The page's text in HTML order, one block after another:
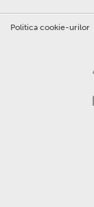
Politica cookie-urilor